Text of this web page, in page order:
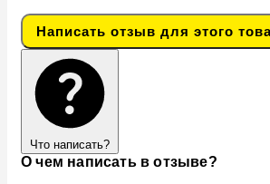
Написать отзыв для этого
Что написать?
О чем написать в отзыве?